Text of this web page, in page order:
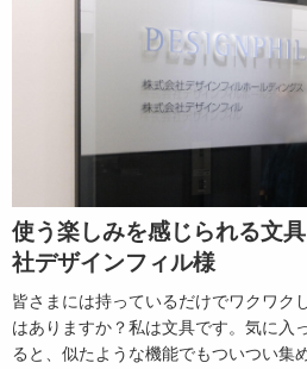
使う楽しみを感じられる文
社デザインフィル様
皆さまには持っているだけでワクワク
はありますか？私は文具です。気に入
ると、似たような機能でもついつい集